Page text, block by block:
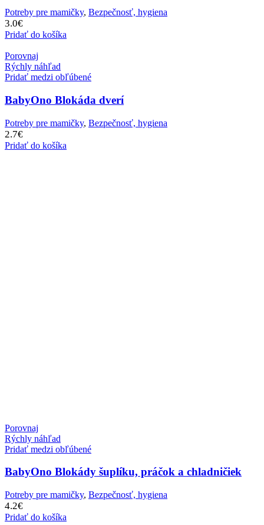
Potreby pre mamičky, Bezpečnosť, hygiena
3.0€
Pridať do košíka
Porovnaj
Rýchly náhľad
Pridať medzi obľúbené
BabyOno Blokáda dverí
Potreby pre mamičky, Bezpečnosť, hygiena
2.7€
Pridať do košíka
Porovnaj
Rýchly náhľad
Pridať medzi obľúbené
BabyOno Blokády šuplíku, práčok a chladničiek
Potreby pre mamičky, Bezpečnosť, hygiena
4.2€
Pridať do košíka